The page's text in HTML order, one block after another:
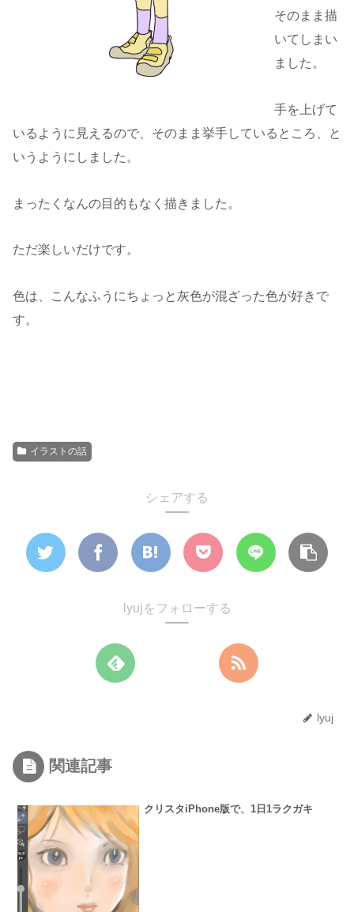
そのまま描
いてしまい
ました。
手を上げて
いるように見えるので、そのまま挙手しているところ、と
いうようにしました。
まったくなんの目的もなく描きました。
ただ楽しいだけです。
色は、こんなふうにちょっと灰色が混ざった色が好きで
す。
イラストの話
シェアする
lyujをフォローする
lyuj
関連記事
クリスタiPhone版で、1日1ラクガキ